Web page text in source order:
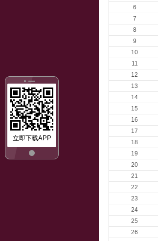
立即下载APP
6
7
8
9
10
11
12
13
14
15
16
17
18
19
20
21
22
23
24
25
26